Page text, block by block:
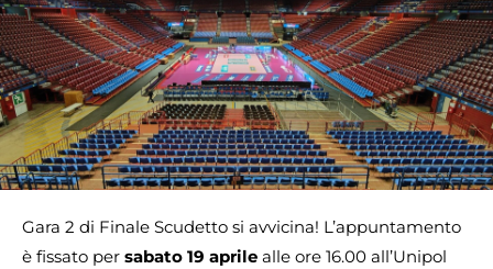
Gara 2 di Finale Scudetto si avvicina! L’appuntamento
è fissato per sabato 19 aprile alle ore 16.00 all’Unipol